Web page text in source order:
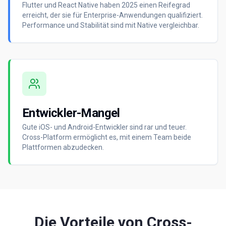
Flutter und React Native haben 2025 einen Reifegrad
erreicht, der sie für Enterprise-Anwendungen qualifiziert.
Performance und Stabilität sind mit Native vergleichbar.
Entwickler-Mangel
Gute iOS- und Android-Entwickler sind rar und teuer.
Cross-Platform ermöglicht es, mit einem Team beide
Plattformen abzudecken.
Die Vorteile von Cross-